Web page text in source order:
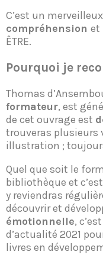
C’est un
compréhension et
ÊTRE.
Pourquoi je
Thomas
formateur, est
de cet ouvrage est
trouveras plusieurs
illustration ;
Quel que soit le
bibliothèque et
y reviendras
découvrir et
émotionnelle,
d’actualité 2021
livres en